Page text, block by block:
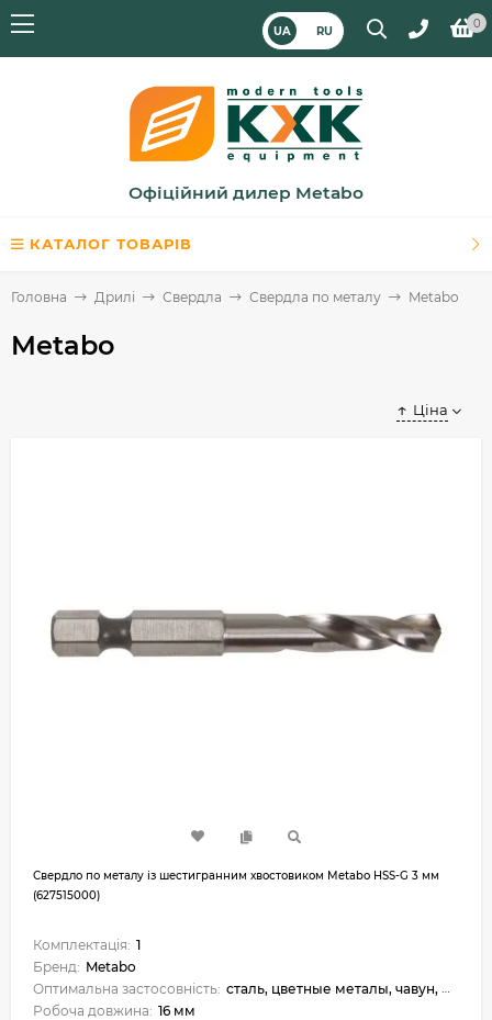
UA RU
0
Офіційний дилер Metabo
КАТАЛОГ ТОВАРІВ
Головна Дрилі Свердла Свердла по металу Metabo
Metabo
Ціна
Свердло по металу із шестигранним хвостовиком Metabo HSS-G 3 мм
(627515000)
Комплектація: 1
Бренд: Metabo
Оптимальна застосовність: сталь, цветные металы, чавун, металокераміка, пластик
Робоча довжина: 16 мм